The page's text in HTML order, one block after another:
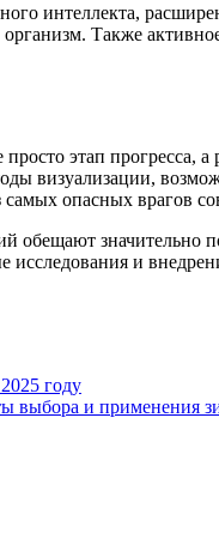
интеллекта,
Также
этап прогресса,
визуализации,
опасных врагов
обещают
и
году
выбора и применения